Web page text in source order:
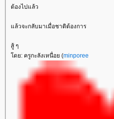
ต้องไปแล้ว
ล้วจะกลับมาเมื่อชาติต้องการ
สู้ ๆ
ดย: ครูกะลังเหนื่อย (minporee